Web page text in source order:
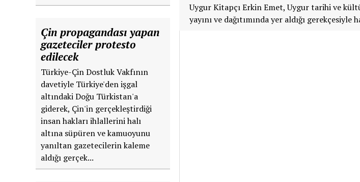
Çin propagandası yapan
gazeteciler protesto
edilecek
Türkiye-Çin Dostluk Vakfının
davetiyle Türkiye'den işgal
altındaki Doğu Türkistan'a
giderek, Çin'in gerçekleştirdiği
insan hakları ihlallerini halı
altına süpüren ve kamuoyunu
yanıltan gazetecilerin kaleme
aldığı gerçek...
Uygur Kitapçı Erkin Emet, Uygur tarihi ve
yayını ve dağıtımında yer aldığı gerekçesiyle